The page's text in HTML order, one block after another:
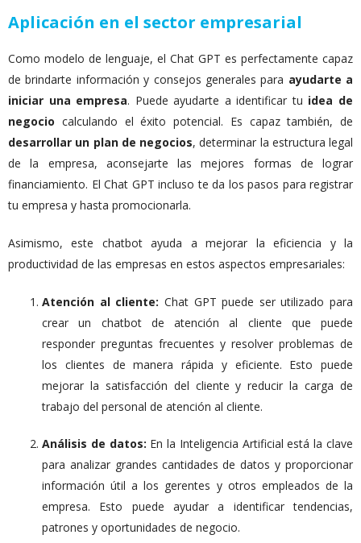
Aplicación en el sector empresarial
Como modelo de lenguaje, el Chat GPT es perfectamente capaz
de brindarte información y consejos generales para ayudarte a
iniciar una empresa. Puede ayudarte a identificar tu idea de
negocio calculando el éxito potencial. Es capaz también, de
desarrollar un plan de negocios, determinar la estructura legal
de la empresa, aconsejarte las mejores formas de lograr
financiamiento. El Chat GPT incluso te da los pasos para registrar
tu empresa y hasta promocionarla.
Asimismo, este chatbot ayuda a mejorar la eficiencia y la
productividad de las empresas en estos aspectos empresariales:
Atención al cliente: Chat GPT puede ser utilizado para
crear un chatbot de atención al cliente que puede
responder preguntas frecuentes y resolver problemas de
los clientes de manera rápida y eficiente. Esto puede
mejorar la satisfacción del cliente y reducir la carga de
trabajo del personal de atención al cliente.
Análisis de datos: En la Inteligencia Artificial está la clave
para analizar grandes cantidades de datos y proporcionar
información útil a los gerentes y otros empleados de la
empresa. Esto puede ayudar a identificar tendencias,
patrones y oportunidades de negocio.